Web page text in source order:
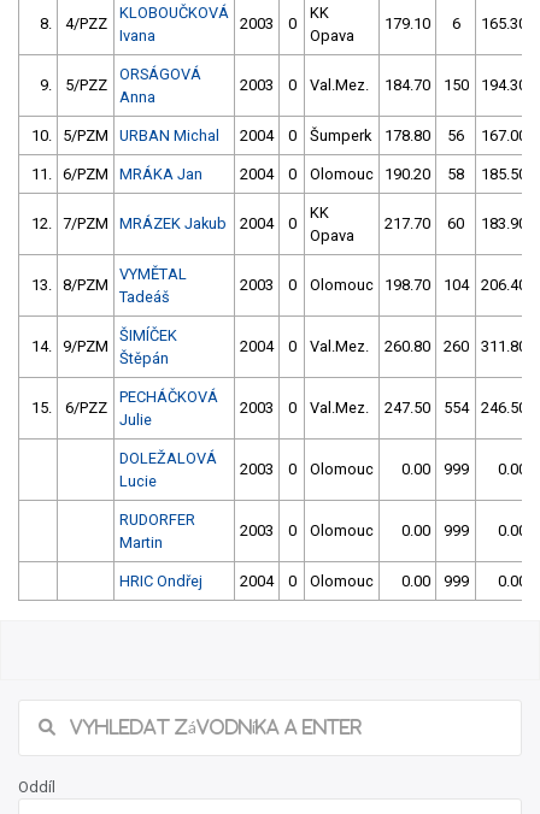
8. 4/PZZ
KLOBOUČKOVÁ
Ivana
2003 0
KK
Opava
179.10 6 165.30
9. 5/PZZ
ORSÁGOVÁ
Anna
2003 0 Val.Mez. 184.70 150 194.30
10. 5/PZM URBAN Michal 2004 0 Šumperk 178.80 56 167.00
11. 6/PZM MRÁKA Jan 2004 0 Olomouc 190.20 58 185.50
12. 7/PZM MRÁZEK Jakub 2004 0
KK
Opava
217.70 60 183.90
13. 8/PZM
VYMĚTAL
Tadeáš
2003 0 Olomouc 198.70 104 206.40
14. 9/PZM
ŠIMÍČEK
Štěpán
2004 0 Val.Mez. 260.80 260 311.80
15. 6/PZZ
PECHÁČKOVÁ
Julie
2003 0 Val.Mez. 247.50 554 246.50
DOLEŽALOVÁ
Lucie
2003 0 Olomouc 0.00 999 0.00
RUDORFER
Martin
2003 0 Olomouc 0.00 999 0.00
HRIC Ondřej 2004 0 Olomouc 0.00 999 0.00
Oddíl